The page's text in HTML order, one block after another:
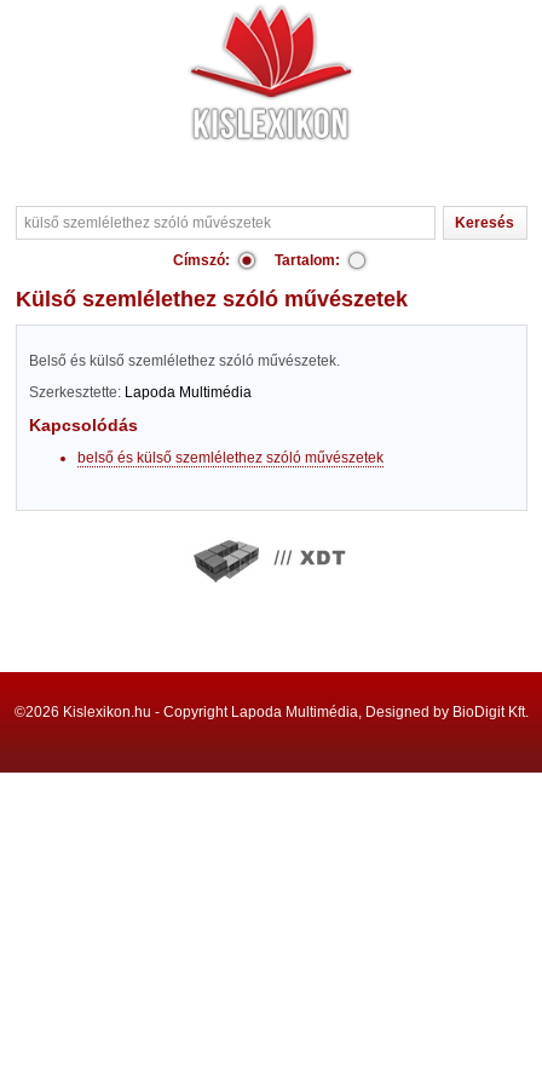
Címszó: Tartalom:
külső szemlélethez szóló művészetek
Belső és külső szemlélethez szóló művészetek.
Szerkesztette: Lapoda Multimédia
Kapcsolódás
belső és külső szemlélethez szóló művészetek
©2026 Kislexikon.hu - Copyright Lapoda Multimédia, Designed by BioDigit Kft.